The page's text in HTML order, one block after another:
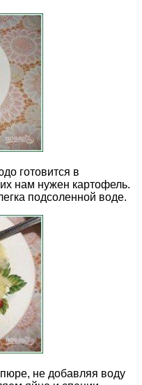
готовится в
нам нужен картофель.
подсоленной воде.
не добавляя воду